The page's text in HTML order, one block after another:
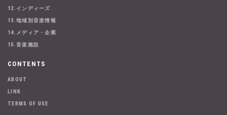
12.インディーズ
13.地域別音楽情報
14.メディア・企業
15.音楽施設
CONTENTS
ABOUT
LINK
TERMS OF USE